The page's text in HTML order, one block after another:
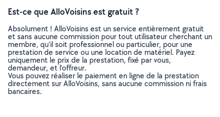
Est-ce que AlloVoisins est gratuit ?
Absolument ! AlloVoisins est un service entièrement gratuit
et sans aucune commission pour tout utilisateur cherchant un
membre, qu’il soit professionnel ou particulier, pour une
prestation de service ou une location de matériel. Payez
uniquement le prix de la prestation, fixé par vous,
demandeur, et l’offreur.
Vous pouvez réaliser le paiement en ligne de la prestation
directement sur AlloVoisins, sans aucune commission ni frais
bancaires.